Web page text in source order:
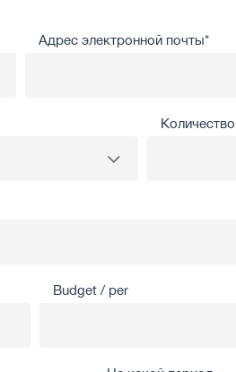
Адрес электронной почты*
Budget / per